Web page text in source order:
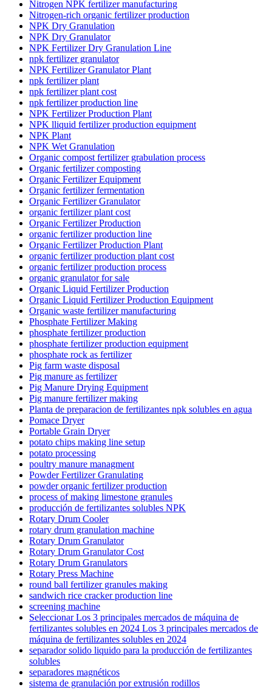
Nitrogen NPK fertilizer manufacturing
Nitrogen-rich organic fertilizer production
NPK Dry Granulation
NPK Dry Granulator
NPK Fertilizer Dry Granulation Line
npk fertilizer granulator
NPK Fertilizer Granulator Plant
npk fertilizer plant
npk fertilizer plant cost
npk fertilizer production line
NPK Fertilizer Production Plant
NPK lliquid fertilizer production equipment
NPK Plant
NPK Wet Granulation
Organic compost fertilizer grabulation process
Organic fertilizer composting
Organic Fertilizer Equipment
Organic fertilizer fermentation
Organic Fertilizer Granulator
organic fertilizer plant cost
Organic Fertilizer Production
organic fertilizer production line
Organic Fertilizer Production Plant
organic fertilizer production plant cost
organic fertilizer production process
organic granulator for sale
Organic Liquid Fertilizer Production
Organic Liquid Fertilizer Production Equipment
Organic waste fertilizer manufacturing
Phosphate Fertilizer Making
phosphate fertilizer production
phosphate fertilizer production equipment
phosphate rock as fertilizer
Pig farm waste disposal
Pig manure as fertilizer
Pig Manure Drying Equipment
Pig manure fertilizer making
Planta de preparacion de fertilizantes npk solubles en agua
Pomace Dryer
Portable Grain Dryer
potato chips making line setup
potato processing
poultry manure managment
Powder Fertilizer Granulating
powder organic fertilizer production
process of making limestone granules
producción de fertilizantes solubles NPK
Rotary Drum Cooler
rotary drum granulation machine
Rotary Drum Granulator
Rotary Drum Granulator Cost
Rotary Drum Granulators
Rotary Press Machine
round ball fertilizer granules making
sandwich rice cracker production line
screening machine
Seleccionar Los 3 principales mercados de máquina de
fertilizantes solubles en 2024 Los 3 principales mercados de
máquina de fertilizantes solubles en 2024
separador solido liquido para la producción de fertilizantes
solubles
separadores magnéticos
sistema de granulación por extrusión rodillos